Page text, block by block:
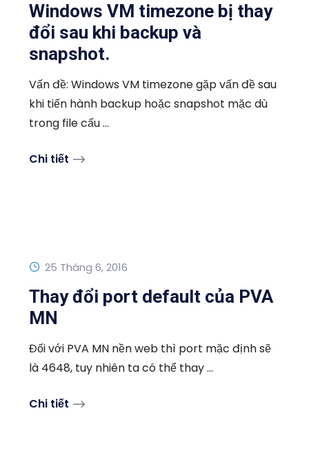
Windows VM timezone bị thay
đổi sau khi backup và
snapshot.
Vấn đề: Windows VM timezone gặp vấn đề sau
khi tiến hành backup hoặc snapshot mặc dù
trong file cấu ...
Chi tiết
25 Tháng 6, 2016
Thay đổi port default của PVA
MN
Đối với PVA MN nền web thì port mặc định sẽ
là 4648, tuy nhiên ta có thể thay ...
Chi tiết